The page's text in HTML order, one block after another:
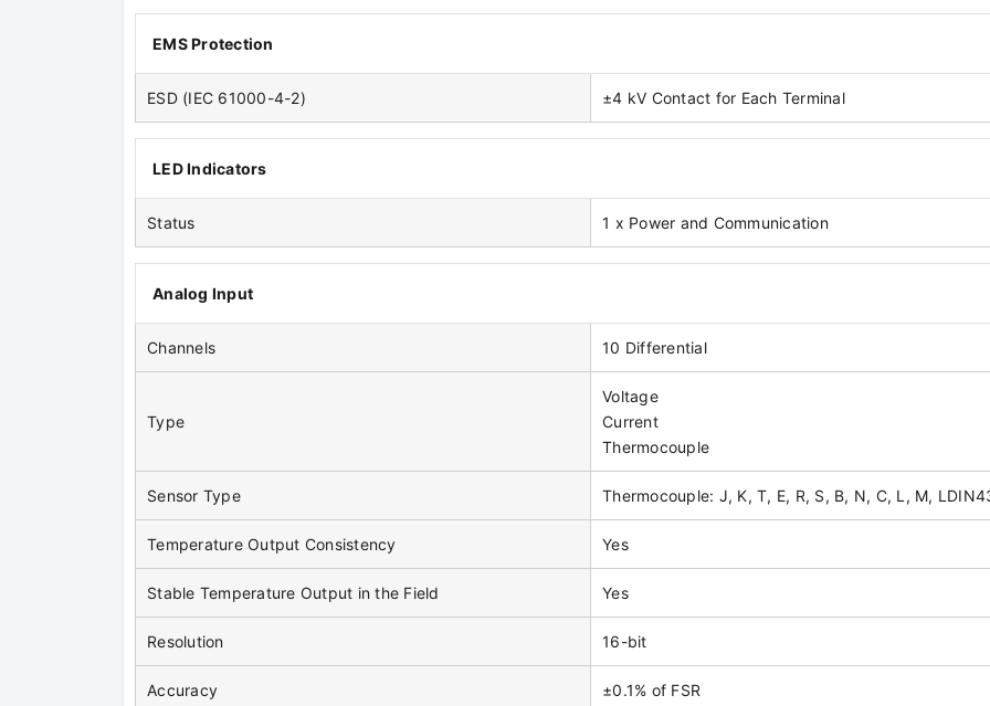
EMS Protection
ESD (IEC 61000-4-2) ±4 kV Contact for Each Terminal
LED Indicators
Status 1 x Power and Communication
Analog Input
Channels 10 Differential
Type
Voltage
Current
Thermocouple
Sensor Type Thermocouple: J, K, T, E, R, S, B, N, C, L, M,
Temperature Output Consistency Yes
Stable Temperature Output in the Field Yes
Resolution 16-bit
Accuracy ±0.1% of FSR